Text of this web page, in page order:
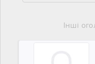
Інші